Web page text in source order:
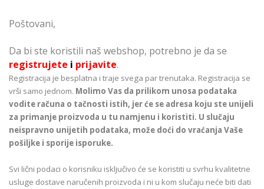
Poštovani,
Da bi ste koristili naš webshop, potrebno je da se
registrujete i prijavite.
Registracija je besplatna i traje svega par trenutaka. Registracija se
vrši samo jednom. Molimo Vas da prilikom unosa podataka
vodite računa o tačnosti istih, jer će se adresa koju ste unijeli
za primanje proizvoda u tu namjenu i koristiti. U slučaju
neispravno unijetih podataka, može doći do vraćanja Vaše
pošiljke i sporije isporuke.
Svi lični podaci o korisniku isključivo će se koristiti u svrhu kvalitetne
usluge dostave naručenih proizvoda i ni u kom slučaju neće biti dati